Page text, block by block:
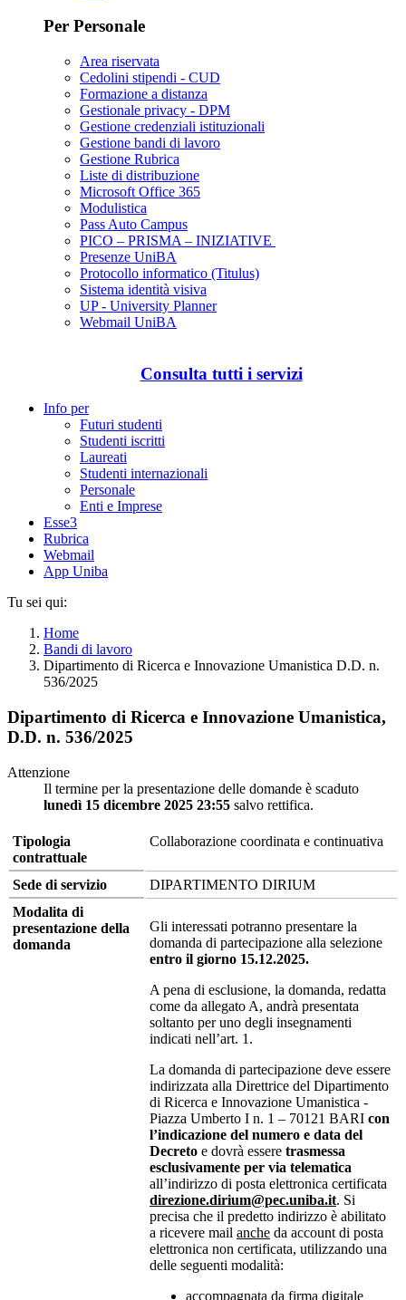
Per Personale
Area riservata
Cedolini stipendi - CUD
Formazione a distanza
Gestionale privacy - DPM
Gestione credenziali istituzionali
Gestione bandi di lavoro
Gestione Rubrica
Liste di distribuzione
Microsoft Office 365
Modulistica
Pass Auto Campus
PICO – PRISMA – INIZIATIVE
Presenze UniBA
Protocollo informatico (Titulus)
Sistema identità visiva
UP - University Planner
Webmail UniBA
Consulta tutti i servizi
Info per
Futuri studenti
Studenti iscritti
Laureati
Studenti internazionali
Personale
Enti e Imprese
Esse3
Rubrica
Webmail
App Uniba
Tu sei qui:
Home
Bandi di lavoro
Dipartimento di Ricerca e Innovazione Umanistica D.D. n.
536/2025
Dipartimento di Ricerca e Innovazione Umanistica,
D.D. n. 536/2025
Attenzione
Il termine per la presentazione delle domande è scaduto
lunedì 15 dicembre 2025 23:55 salvo rettifica.
Tipologia
contrattuale
Collaborazione coordinata e continuativa
Sede di servizio
DIPARTIMENTO DIRIUM
Modalita di
presentazione della
domanda
Gli interessati potranno presentare la
domanda di partecipazione alla selezione
entro il giorno 15.12.2025.
A pena di esclusione, la domanda, redatta
come da allegato A, andrà presentata
soltanto per uno degli insegnamenti
indicati nell’art. 1.
La domanda di partecipazione deve essere
indirizzata alla Direttrice del Dipartimento
di Ricerca e Innovazione Umanistica -
Piazza Umberto I n. 1 – 70121 BARI con
l’indicazione del numero e data del
Decreto e dovrà essere trasmessa
esclusivamente per via telematica
all’indirizzo di posta elettronica certificata
direzione.dirium@pec.uniba.it. Si
precisa che il predetto indirizzo è abilitato
a ricevere mail anche da account di posta
elettronica non certificata, utilizzando una
delle seguenti modalità:
accompagnata da firma digitale